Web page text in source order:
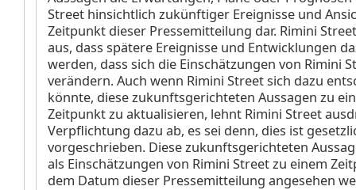
Street hinsichtlich zukünftiger Ereignisse und
Zeitpunkt dieser Pressemitteilung dar. Rimini
aus, dass spätere Ereignisse und Entwicklungen
werden, dass sich die Einschätzungen von Rimini
verändern. Auch wenn Rimini Street sich dazu
könnte, diese zukunftsgerichteten Aussagen zu
Zeitpunkt zu aktualisieren, lehnt Rimini Street
Verpflichtung dazu ab, es sei denn, dies ist
vorgeschrieben. Diese zukunftsgerichteten
als Einschätzungen von Rimini Street zu einem
dem Datum dieser Pressemitteilung angesehen